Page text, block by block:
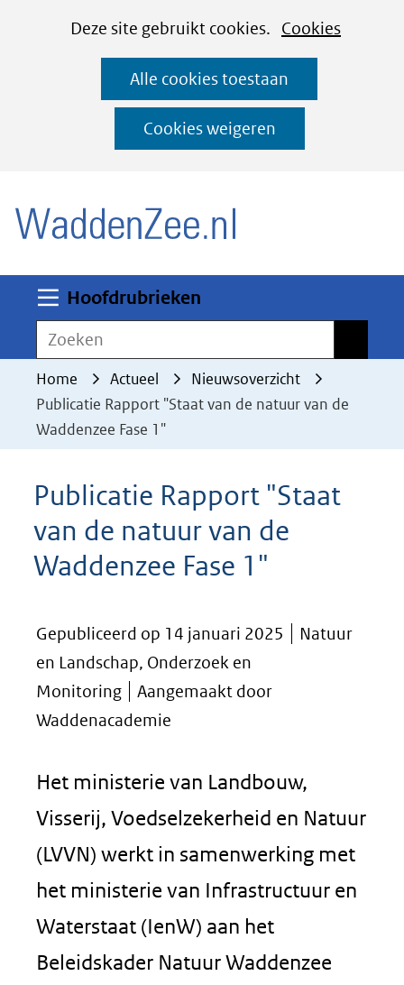
CookiesDeze site gebruikt cookies. Cookies
deze
worden
toegestaan
geweigerd.
Alle cookies toestaan
Cookies weigeren
Ga
naar
de
inhoud
Hoofdrubrieken
Zoeken
Home Actueel
Nieuwsoverzicht
Publicatie Rapport "Staat van de natuur van de
Waddenzee Fase 1"
Publicatie Rapport "Staat
van de natuur van de
Waddenzee Fase 1"
Gepubliceerd op 14 januari 2025
Natuur
en Landschap, Onderzoek en
Monitoring
Aangemaakt door
Waddenacademie
Het ministerie van Landbouw,
Visserij, Voedselzekerheid en Natuur
(LVVN) werkt in samenwerking met
het ministerie van Infrastructuur en
Waterstaat (IenW) aan het
Beleidskader Natuur Waddenzee